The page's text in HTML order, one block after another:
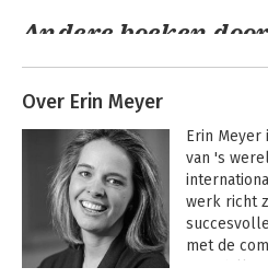
Andere boeken
Over Erin Meyer
Erin Meyer
van 's
werk richt
met de